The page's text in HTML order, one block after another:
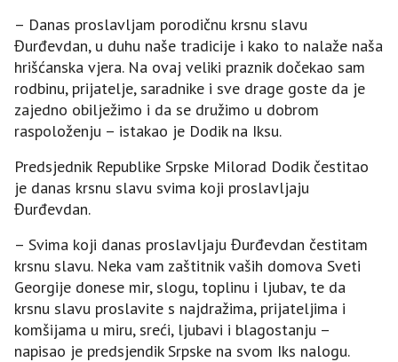
– Danas proslavljam porodičnu krsnu slavu
Đurđevdan, u duhu naše tradicije i kako to nalaže naša
hrišćanska vjera. Na ovaj veliki praznik dočekao sam
rodbinu, prijatelje, saradnike i sve drage goste da je
zajedno obilježimo i da se družimo u dobrom
raspoloženju – istakao je Dodik na Iksu.
Predsjednik Republike Srpske Milorad Dodik čestitao
je danas krsnu slavu svima koji proslavljaju
Đurđevdan.
– Svima koji danas proslavljaju Đurđevdan čestitam
krsnu slavu. Neka vam zaštitnik vaših domova Sveti
Georgije donese mir, slogu, toplinu i ljubav, te da
krsnu slavu proslavite s najdražima, prijateljima i
komšijama u miru, sreći, ljubavi i blagostanju –
napisao je predsjendik Srpske na svom Iks nalogu.